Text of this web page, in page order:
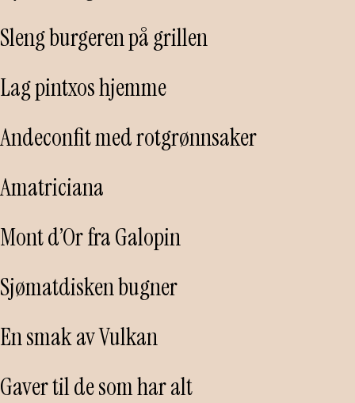
Sleng burgeren på grillen
Lag pintxos hjemme
Andeconfit med rotgrønnsaker
Amatriciana
Mont d’Or fra Galopin
Sjømatdisken bugner
En smak av Vulkan
Gaver til de som har alt